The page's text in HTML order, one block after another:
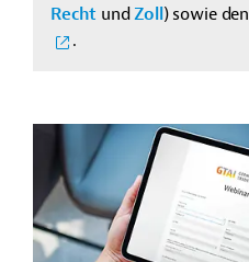
Recht undZoll) sowie den
.